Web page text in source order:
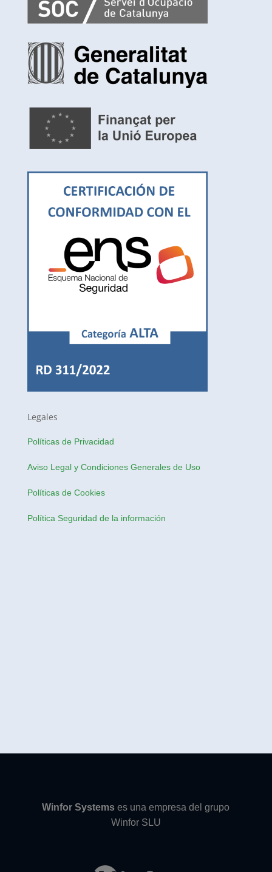
Legales
Políticas de Privacidad
Aviso Legal y Condiciones Generales de Uso
Políticas de Cookies
Política Seguridad de la información
Winfor Systems es una empresa del grupo
Winfor SLU